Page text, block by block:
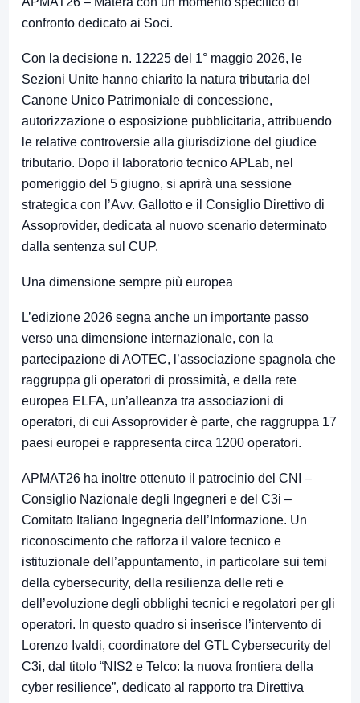
confronto dedicato ai Soci.
Con la decisione n. 12225 del 1° maggio 2026, le
Sezioni Unite hanno chiarito la natura tributaria del
Canone Unico Patrimoniale di concessione,
autorizzazione o esposizione pubblicitaria, attribuendo
le relative controversie alla giurisdizione del giudice
tributario. Dopo il laboratorio tecnico APLab, nel
pomeriggio del 5 giugno, si aprirà una sessione
strategica con l’Avv. Gallotto e il Consiglio Direttivo di
Assoprovider, dedicata al nuovo scenario determinato
dalla sentenza sul CUP.
Una dimensione sempre più europea
L’edizione 2026 segna anche un importante passo
verso una dimensione internazionale, con la
partecipazione di AOTEC, l’associazione spagnola che
raggruppa gli operatori di prossimità, e della rete
europea ELFA, un’alleanza tra associazioni di
operatori, di cui Assoprovider è parte, che raggruppa 17
paesi europei e rappresenta circa 1200 operatori.
APMAT26 ha inoltre ottenuto il patrocinio del CNI –
Consiglio Nazionale degli Ingegneri e del C3i –
Comitato Italiano Ingegneria dell’Informazione. Un
riconoscimento che rafforza il valore tecnico e
istituzionale dell’appuntamento, in particolare sui temi
della cybersecurity, della resilienza delle reti e
dell’evoluzione degli obblighi tecnici e regolatori per gli
operatori. In questo quadro si inserisce l’intervento di
Lorenzo Ivaldi, coordinatore del GTL Cybersecurity del
C3i, dal titolo “NIS2 e Telco: la nuova frontiera della
cyber resilience”, dedicato al rapporto tra Direttiva